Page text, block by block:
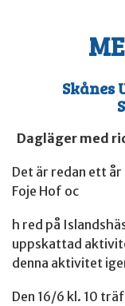
Skånes
Dagläger med
Det är redan ett
Foje Hof oc
h red på
uppskattad
denna aktivitet
Den 16/6 kl. 10